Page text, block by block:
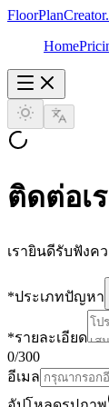
Home
ติดต่อเ
เรายินดีรับฟัง
*ประเภทปัญหา
*รายละเอียด
0/300
อีเมล